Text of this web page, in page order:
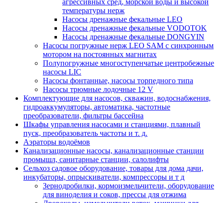
агрессивных сред, морской воды и высокой
температуры нерж
Насосы дренажные фекальные LEO
Насосы дренажные фекальные VODOTOK
Насосы дренажные фекальные DONGYIN
Насосы погружные нерж LEO SAM с синхронным
мотором на постоянных магнитах
Полупогружные многоступенчатые центробежные
насосы LIC
Насосы фонтанные, насосы торпедного типа
Насосы трюмные лодочные 12 V
Комплектующие для насосов, скважин, водоснабжения,
гидроаккумуляторы, автоматика, частотные
преобразователи, фильтры бассейна
Шкафы управления насосами и станциями, плавный
пуск, преобразователь частоты и т. д.
Аэраторы водоёмов
Канализационные насосы, канализационные станции
промышл, санитарные станции, салолифты
Сельхоз садовое оборудование, товары для дома дачи,
инкубаторы, опрыскиватели, компрессоры и т д
Зернодробилки, кормоизмельчители, оборудование
для виноделия и соков, прессы для отжима